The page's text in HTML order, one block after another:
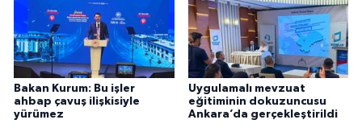
Bakan Kurum: Bu işler
ahbap çavuş ilişkisiyle
yürümez
Uygulamalı mevzuat
eğitiminin dokuzuncusu
Ankara’da gerçekleştirildi